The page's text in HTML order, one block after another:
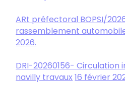
ARt préfectoral BOPSI/
rassemblement
2026.
DRI-20260156- Circulation
navilly travaux 16 février